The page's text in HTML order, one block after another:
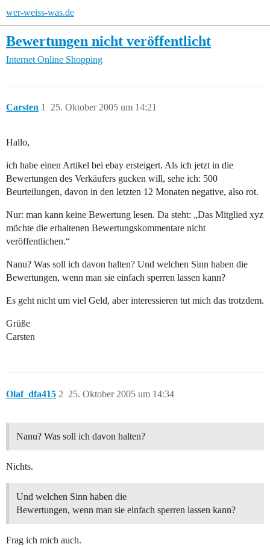
wer-weiss-was.de
Bewertungen nicht veröffentlicht
Internet Online Shopping
Carsten 25. Oktober 2005 um 14:21
1
Hallo,
ich habe einen Artikel bei ebay ersteigert. Als ich jetzt in die
Bewertungen des Verkäufers gucken will, sehe ich: 500
Beurteilungen, davon in den letzten 12 Monaten negative, also rot.
Nur: man kann keine Bewertung lesen. Da steht: „Das Mitglied xyz
möchte die erhaltenen Bewertungskommentare nicht
veröffentlichen.“
Nanu? Was soll ich davon halten? Und welchen Sinn haben die
Bewertungen, wenn man sie einfach sperren lassen kann?
Es geht nicht um viel Geld, aber interessieren tut mich das trotzdem.
Grüße
Carsten
Olaf_dfa415 25. Oktober 2005 um 14:34
2
Nanu? Was soll ich davon halten?
Nichts.
Und welchen Sinn haben die
Bewertungen, wenn man sie einfach sperren lassen kann?
Frag ich mich auch.